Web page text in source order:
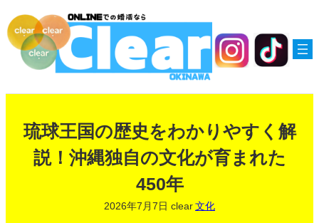
容
を
琉球王国の歴史をわかりやすく解
説！沖縄独自の文化が育まれた
450年
2026年7月7日 clear 文化